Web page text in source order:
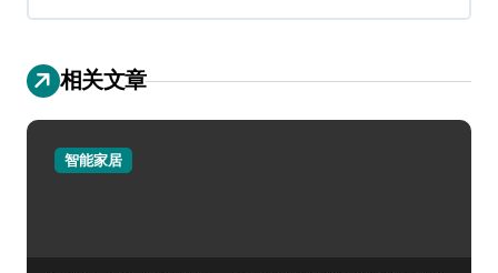
相关文章
智能家居